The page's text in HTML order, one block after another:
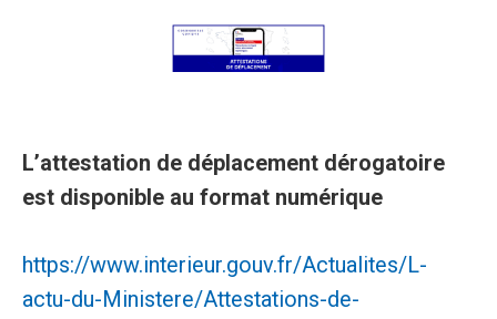
L’attestation de déplacement dérogatoire
est disponible au format numérique
https://www.interieur.gouv.fr/Actualites/L-
actu-du-Ministere/Attestations-de-